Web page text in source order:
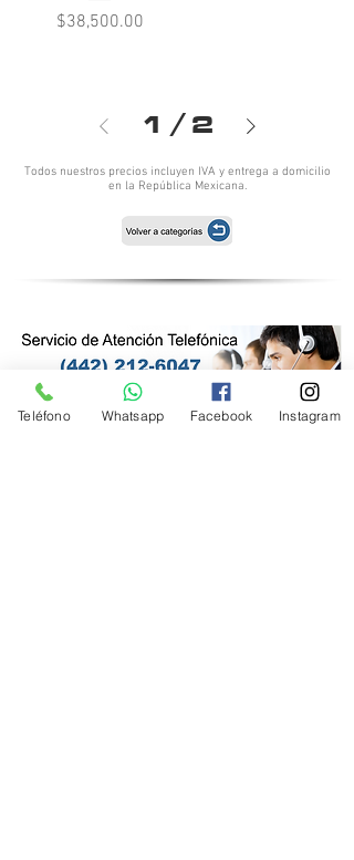
Precio
$38,500.00
1 / 2
Todos nuestros precios incluyen IVA y entrega a domicilio
en la República Mexicana.
Teléfono Whatsapp Facebook Instagram